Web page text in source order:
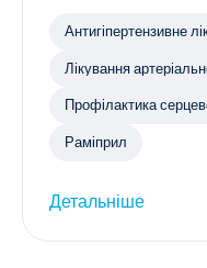
Антигіпертензивне
Лікування
Профілактика
Раміприл
Детальніше